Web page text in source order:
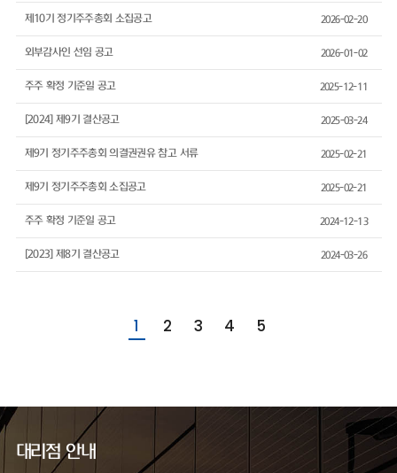
제10기 정기주주총회 소집공고 2026-02-20
외부감사인 선임 공고 2026-01-02
주주 확정 기준일 공고 2025-12-11
[2024] 제9기 결산공고 2025-03-24
제9기 정기주주총회 의결권권유 참고 서류 2025-02-21
제9기 정기주주총회 소집공고 2025-02-21
주주 확정 기준일 공고 2024-12-13
[2023] 제8기 결산공고 2024-03-26
1 2 3 4 5
대리점 안내